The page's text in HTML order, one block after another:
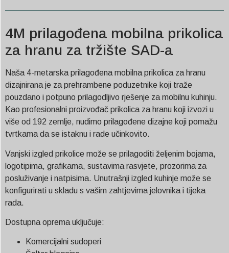
4M prilagođena mobilna prikolica
za hranu za tržište SAD-a
Naša 4-metarska prilagođena mobilna prikolica za hranu
dizajnirana je za prehrambene poduzetnike koji traže
pouzdano i potpuno prilagodljivo rješenje za mobilnu kuhinju.
Kao profesionalni proizvođač prikolica za hranu koji izvozi u
više od 192 zemlje, nudimo prilagođene dizajne koji pomažu
tvrtkama da se istaknu i rade učinkovito.
Vanjski izgled prikolice može se prilagoditi željenim bojama,
logotipima, grafikama, sustavima rasvjete, prozorima za
posluživanje i natpisima. Unutrašnji izgled kuhinje može se
konfigurirati u skladu s vašim zahtjevima jelovnika i tijeka
rada.
Dostupna oprema uključuje:
Komercijalni sudoperi